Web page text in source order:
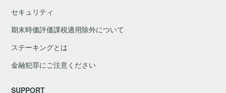
セキュリティ
期末時価評価課税適用除外について
ステーキングとは
金融犯罪にご注意ください
SUPPORT